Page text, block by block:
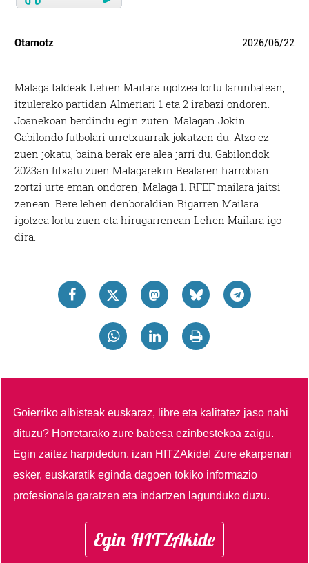
Otamotz 2026/06/22
Malaga taldeak Lehen Mailara igotzea lortu larunbatean,
itzulerako partidan Almeriari 1 eta 2 irabazi ondoren.
Joanekoan berdindu egin zuten. Malagan Jokin
Gabilondo futbolari urretxuarrak jokatzen du. Atzo ez
zuen jokatu, baina berak ere alea jarri du. Gabilondok
2023an fitxatu zuen Malagarekin Realaren harrobian
zortzi urte eman ondoren, Malaga 1. RFEF mailara jaitsi
zenean. Bere lehen denboraldian Bigarren Mailara
igotzea lortu zuen eta hirugarrenean Lehen Mailara igo
dira.
Goierriko albisteak euskaraz, libre eta kalitatez jaso nahi
dituzu? Horretarako zure babesa ezinbestekoa zaigu.
Egin zaitez harpidedun, izan HITZAkide!Zure ekarpenari
esker, euskaratik eginda dagoen tokiko informazio
profesionala garatzen eta indartzen lagunduko duzu.
Egin HITZAkide